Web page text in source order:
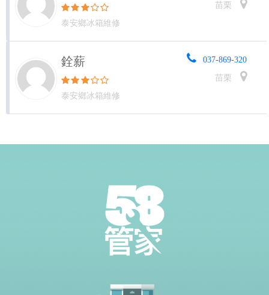
泰安鄉冰箱維修
苗栗
銓薪
泰安鄉冰箱維修
037-869-320
苗栗